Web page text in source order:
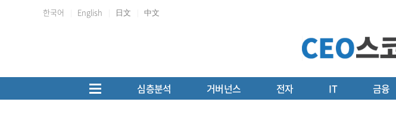
한국어 English 日文 中文
심층분석 거버넌스 전자 IT 금융